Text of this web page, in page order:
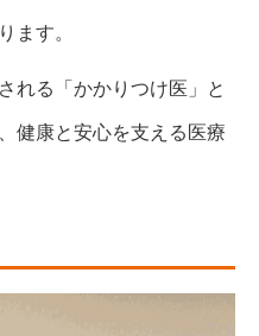
ます。
れる「かかりつけ医」と
健康と安心を支える医療